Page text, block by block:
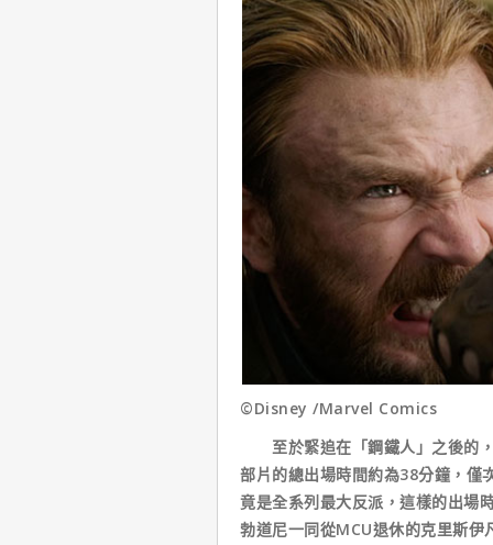
©Disney /Marvel Comics
至於緊追在「鋼鐵人」之後的，
部片的總出場時間約為38分鐘，僅
竟是全系列最大反派，這樣的出場
勃道尼一同從MCU退休的克里斯